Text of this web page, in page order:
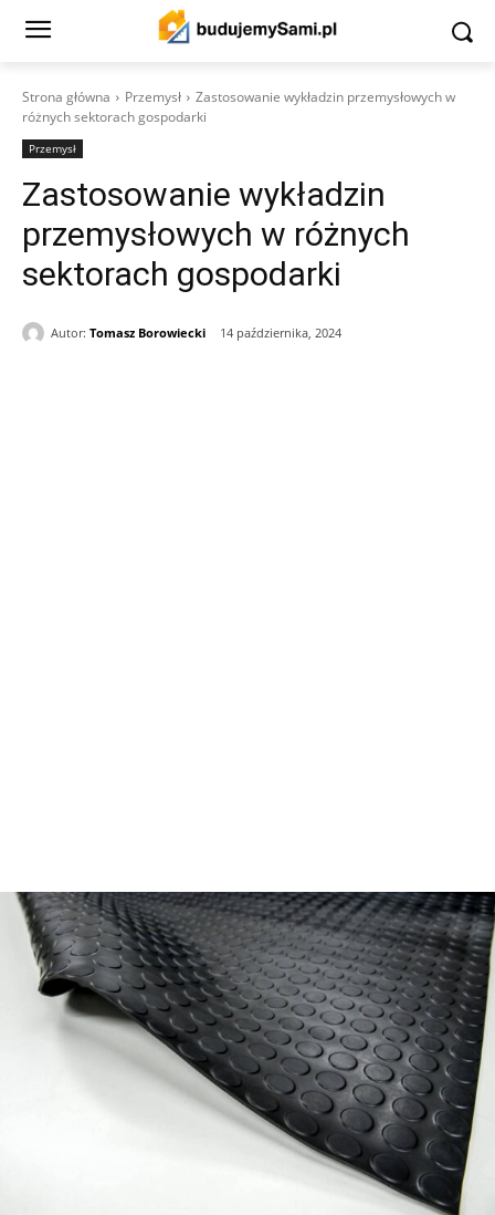
Strona główna Przemysł
Zastosowanie wykładzin przemysłowych w
różnych sektorach gospodarki
Przemysł
Zastosowanie wykładzin
przemysłowych w różnych
sektorach gospodarki
Autor: Tomasz Borowiecki 14 października, 2024